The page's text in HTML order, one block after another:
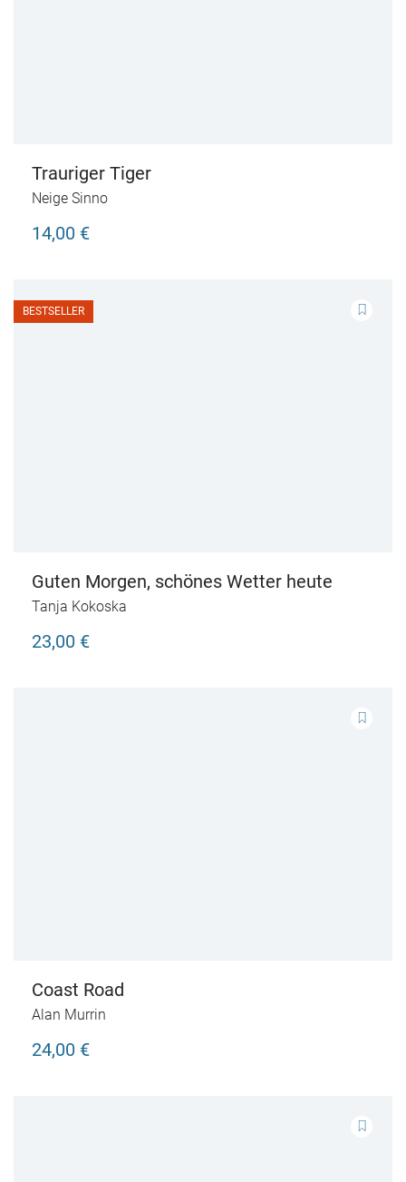
Trauriger Tiger
Neige Sinno
14,00 €
BESTSELLER
Guten Morgen, schönes Wetter heute
Tanja Kokoska
23,00 €
Coast Road
Alan Murrin
24,00 €